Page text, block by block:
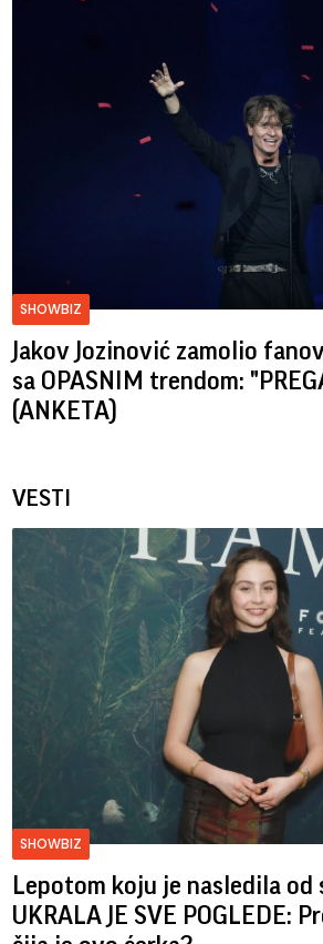
SHOWBIZ
Jakov Jozinović zamolio
sa OPASNIM trendom:
(ANKETA)
VESTI
SHOWBIZ
Lepotom koju je nasledila od
UKRALA JE SVE POGLEDE: